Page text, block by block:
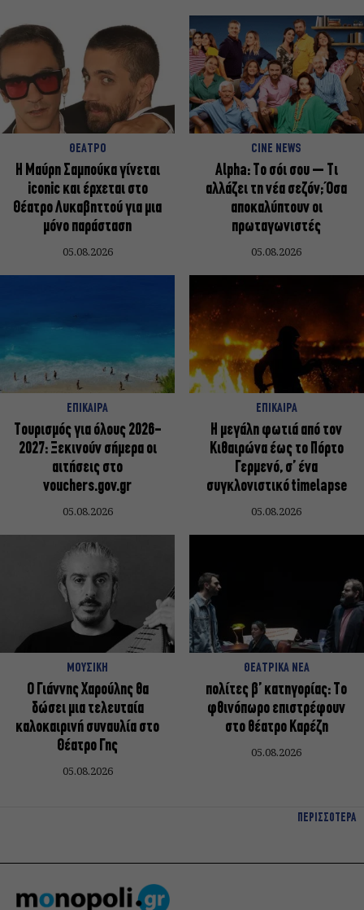
ΘΕΑΤΡΟ
Η Μαύρη Σαμπούκα γίνεται
iconic και έρχεται στο
Θέατρο Λυκαβηττού για μια
μόνο παράσταση
05.08.2026
CINE NEWS
Alpha: Το σόι σου – Τι
αλλάζει τη νέα σεζόν; Όσα
αποκαλύπτουν οι
πρωταγωνιστές
05.08.2026
ΕΠΙΚΑΙΡΑ
Τουρισμός για όλους 2026-
2027: Ξεκινούν σήμερα οι
αιτήσεις στο
vouchers.gov.gr
05.08.2026
ΕΠΙΚΑΙΡΑ
Η μεγάλη φωτιά από τον
Κιθαιρώνα έως το Πόρτο
Γερμενό, σ’ ένα
συγκλονιστικό timelapse
05.08.2026
ΜΟΥΣΙΚΗ
Ο Γιάννης Χαρούλης θα
δώσει μια τελευταία
καλοκαιρινή συναυλία στο
Θέατρο Γης
05.08.2026
ΘΕΑΤΡΙΚΑ ΝΕΑ
πολίτες β’ κατηγορίας: Το
φθινόπωρο επιστρέφουν
στο θέατρο Καρέζη
05.08.2026
ΠΕΡΙΣΣΟΤΕΡΑ